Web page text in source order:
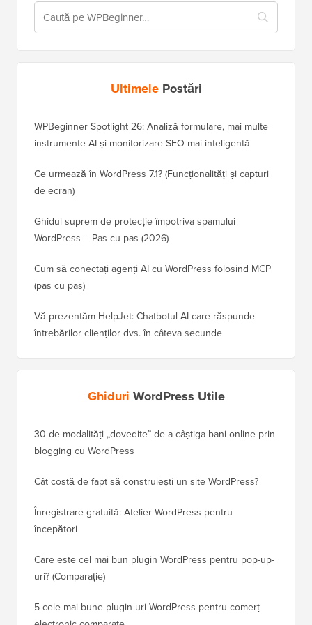
UltimelePostări
WPBeginner Spotlight 26: Analiză formulare, mai multe
instrumente AI și monitorizare SEO mai inteligentă
Ce urmează în WordPress 7.1? (Funcționalități și capturi
de ecran)
Ghidul suprem de protecție împotriva spamului
WordPress – Pas cu pas (2026)
Cum să conectați agenți AI cu WordPress folosind MCP
(pas cu pas)
Vă prezentăm HelpJet: Chatbotul AI care răspunde
întrebărilor clienților dvs. în câteva secunde
Ghiduri WordPress Utile
30 de modalități „dovedite” de a câștiga bani online prin
blogging cu WordPress
Cât costă de fapt să construiești un site WordPress?
Înregistrare gratuită: Atelier WordPress pentru
începători
Care este cel mai bun plugin WordPress pentru pop-up-
uri? (Comparație)
5 cele mai bune plugin-uri WordPress pentru comerț